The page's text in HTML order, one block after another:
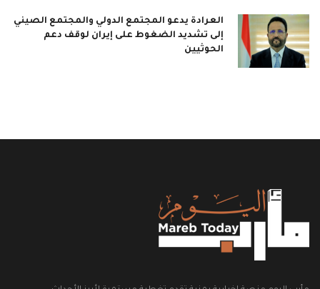
العرادة يدعو المجتمع الدولي والمجتمع الصيني
إلى تشديد الضغوط على إيران لوقف دعم
الحوثيين